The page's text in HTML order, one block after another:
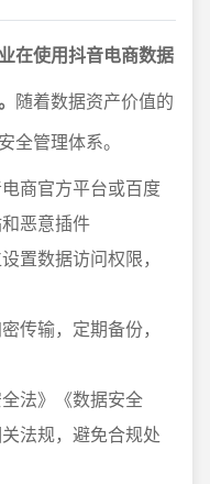
在使用抖音电商数据
随着数据资产价值的
全管理体系。
商官方平台或百度
恶意插件
置数据访问权限，
传输，定期备份，
法》《数据安全
法规，避免合规处